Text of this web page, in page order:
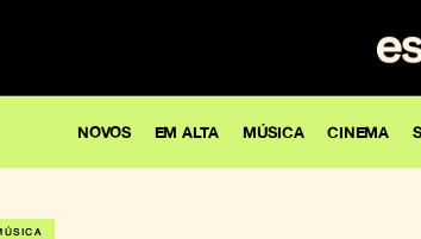
NOVOS EM ALTA MÚSICA CINEMA